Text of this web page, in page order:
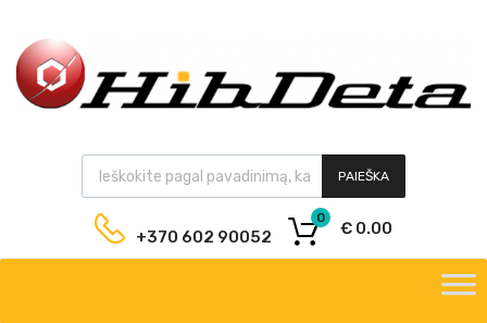
PAIEŠKA
+370 602 90052 € 0.00
0